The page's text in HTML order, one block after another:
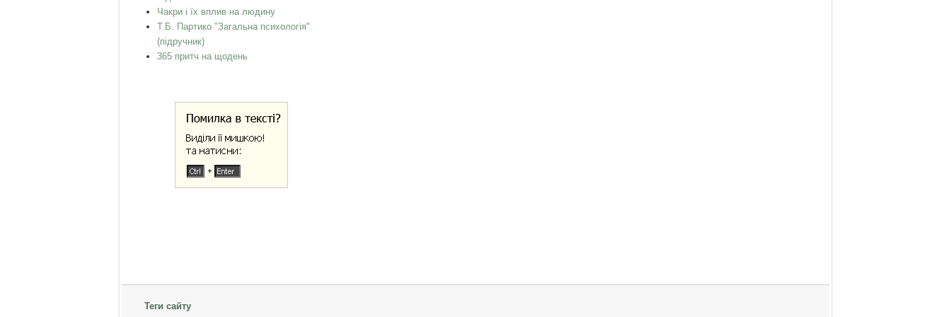
Чакри і їх вплив на людину
Т.Б. Партико "Загальна психологія"
(підручник)
365 притч на щодень
Теги сайту